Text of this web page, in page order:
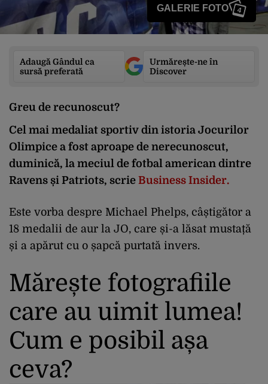
GALERIE FOTO 4
Adaugă Gândul ca
sursă preferată
Urmărește-ne în
Discover
Greu de recunoscut?
Cel mai medaliat sportiv din istoria Jocurilor
Olimpice a fost aproape de nerecunoscut,
duminică, la meciul de fotbal american dintre
Ravens și Patriots, scrie Business Insider.
Este vorba despre Michael Phelps, câștigător a
18 medalii de aur la JO, care și-a lăsat mustață
și a apărut cu o șapcă purtată invers.
Mărește fotografiile
care au uimit lumea!
Cum e posibil așa
ceva?